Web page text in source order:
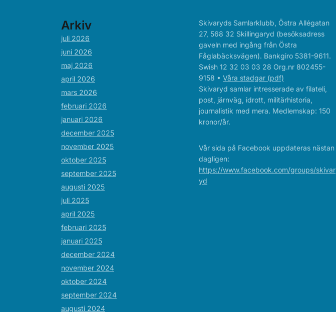
Arkiv
juli 2026
juni 2026
maj 2026
april 2026
mars 2026
februari 2026
januari 2026
december 2025
november 2025
oktober 2025
september 2025
augusti 2025
juli 2025
april 2025
februari 2025
januari 2025
december 2024
november 2024
oktober 2024
september 2024
augusti 2024
Skivaryds Samlarklubb, Östra Allégatan
27, 568 32 Skillingaryd (besöksadress
gaveln med ingång från Östra
Fåglabäcksvägen). Bankgiro 5381-9611.
Swish 12 32 03 03 28 Org.nr 802455-
9158 • Våra stadgar (pdf)
Skivaryd samlar intresserade av filateli,
post, järnväg, idrott, militärhistoria,
journalistik med mera. Medlemskap: 150
kronor/år.
Vår sida på Facebook uppdateras nästan
dagligen:
https://www.facebook.com/groups/skivar
yd